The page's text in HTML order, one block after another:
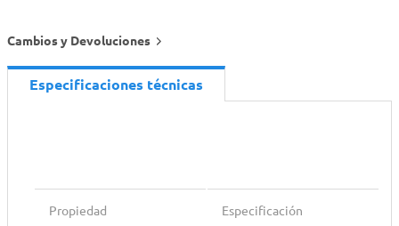
Cambios y Devoluciones
Especificaciones técnicas
Propiedad Especificación